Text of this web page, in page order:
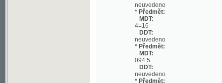
neuvedeno
* Předmět:
MDT:
094.5
DDT:
neuvedeno
* Předmět:
MDT:
DDT:
neuvedeno
* Předmět:
MDT: